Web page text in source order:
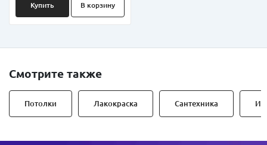
Купить В корзину
Смотрите также
Потолки Лакокраска Сантехника